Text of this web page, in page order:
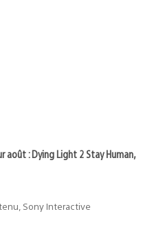
août : Dying Light 2 Stay Human,
Sony Interactive